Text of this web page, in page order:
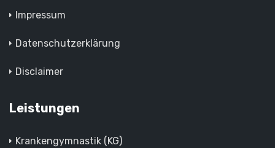
Impressum
Datenschutzerklärung
Disclaimer
Leistungen
Krankengymnastik (KG)